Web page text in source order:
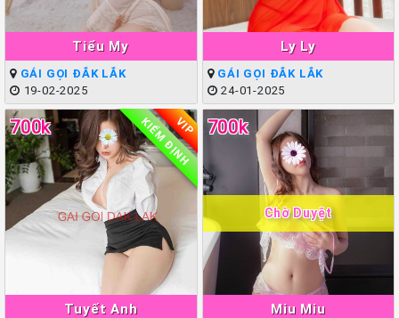
Tiểu My
GÁI GỌI ĐẮK LẮK
19-02-2025
Ly Ly
GÁI GỌI ĐẮK LẮK
24-01-2025
Tuyết Anh
700k VIP
KIỂM ĐỊNH
Miu Miu
700k
Chờ Duyệt